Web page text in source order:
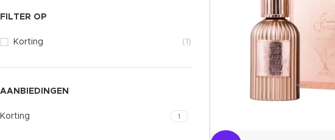
FILTER OP
Korting (1)
AANBIEDINGEN
Korting 1